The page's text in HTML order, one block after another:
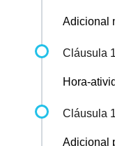
Adicional
Cláusula
Hora-
Cláusula
Adicional